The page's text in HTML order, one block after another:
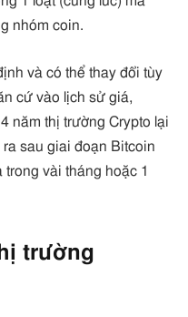
nhóm coin.
và có thể thay đổi tùy
cứ vào lịch sử giá,
năm thị trường Crypto lại
sau giai đoạn Bitcoin
vài tháng hoặc 1
trường